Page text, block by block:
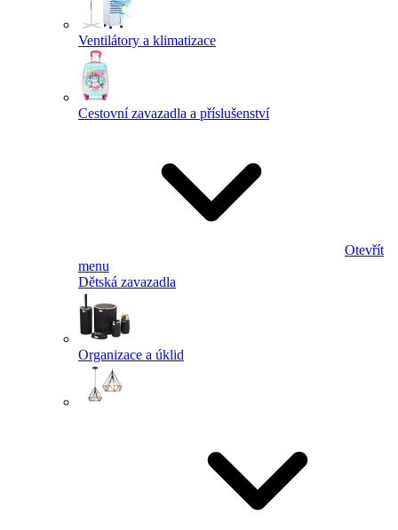
Ventilátory a klimatizace
Cestovní zavazadla a příslušenství
Otevřít
menu
Dětská zavazadla
Organizace a úklid